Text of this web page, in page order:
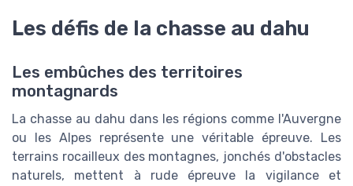
Les défis de la chasse au dahu
Les embûches des territoires
montagnards
La chasse au dahu dans les régions comme l'Auvergne
ou les Alpes représente une véritable épreuve. Les
terrains rocailleux des montagnes, jonchés d'obstacles
naturels, mettent à rude épreuve la vigilance et